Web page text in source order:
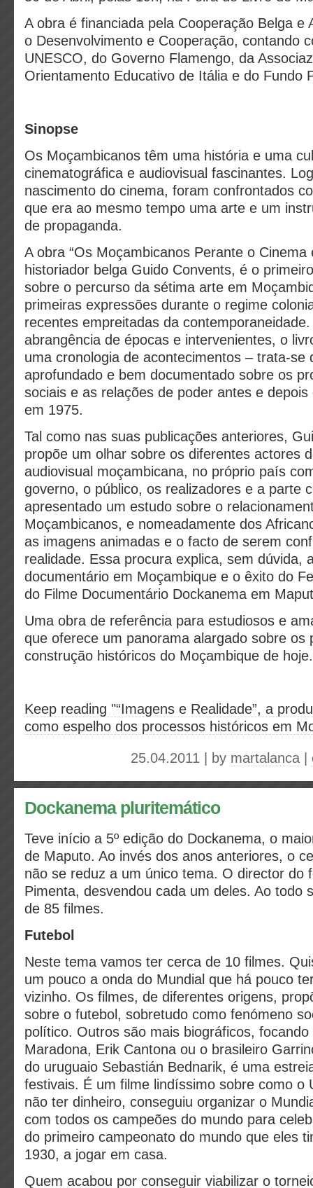
A obra é financiada pela Cooperação Belga e
o Desenvolvimento e Cooperação, contando
UNESCO, do Governo Flamengo, da
Orientamento Educativo de Itália e do Fundo
Sinopse
Os Moçambicanos têm uma história e uma
cinematográfica e audiovisual fascinantes.
nascimento do cinema, foram confrontados
que era ao mesmo tempo uma arte e um
de propaganda.
A obra “Os Moçambicanos Perante o Cinema
historiador belga Guido Convents, é o
sobre o percurso da sétima arte em
primeiras expressões durante o regime
recentes empreitadas da
abrangência de épocas e intervenientes, o
uma cronologia de acontecimentos – trata-se
aprofundado e bem documentado sobre os
sociais e as relações de poder antes e depois
em 1975.
Tal como nas suas publicações anteriores,
propõe um olhar sobre os diferentes actores
audiovisual moçambicana, no próprio país
governo, o público, os realizadores e a parte
apresentado um estudo sobre o
Moçambicanos, e nomeadamente dos
as imagens animadas e o facto de serem
realidade. Essa procura explica, sem dúvida,
documentário em Moçambique e o êxito do
do Filme Documentário Dockanema em
Uma obra de referência para estudiosos e
que oferece um panorama alargado sobre os
construção históricos do Moçambique de hoje.
Keep reading "“Imagens e Realidade”, a
como espelho dos processos históricos em
25.04.2011 | by martalanca
Dockanema pluritemático
Teve início a 5º edição do Dockanema, o
de Maputo. Ao invés dos anos anteriores, o
não se reduz a um único tema. O director do
Pimenta, desvendou cada um deles. Ao todo
de 85 filmes.
Futebol
Neste tema vamos ter cerca de 10 filmes.
um pouco a onda do Mundial que há pouco
vizinho. Os filmes, de diferentes origens,
sobre o futebol, sobretudo como fenómeno
político. Outros são mais biográficos,
Maradona, Erik Cantona ou o brasileiro
do uruguaio Sebastián Bednarik, é uma
festivais. É um filme lindíssimo sobre como o
não ter dinheiro, conseguiu organizar o
com todos os campeões do mundo para
do primeiro campeonato do mundo que eles
1930, a jogar em casa.
Quem acabou por conseguir viabilizar o